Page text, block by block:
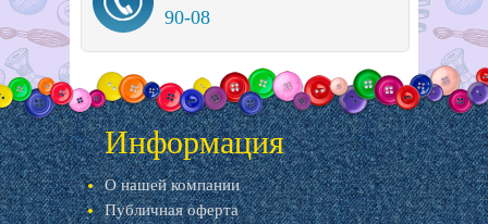
90-08
Информация
О нашей компании
Публичная оферта